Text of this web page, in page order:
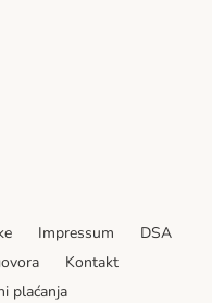
Impressum
DSA
Kontakt
plaćanja